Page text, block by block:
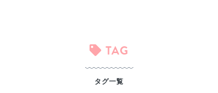
TAG
タグ一覧